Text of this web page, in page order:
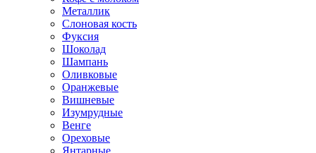
Металлик
Слоновая кость
Фуксия
Шоколад
Шампань
Оливковые
Оранжевые
Вишневые
Изумрудные
Венге
Ореховые
Янтарные